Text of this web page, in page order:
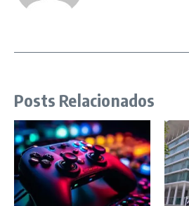
Posts Relacionados